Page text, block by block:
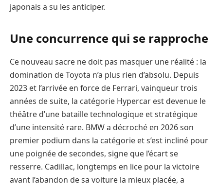
japonais a su les anticiper.
Une concurrence qui se rapproche
Ce nouveau sacre ne doit pas masquer une réalité : la
domination de Toyota n’a plus rien d’absolu. Depuis
2023 et l’arrivée en force de Ferrari, vainqueur trois
années de suite, la catégorie Hypercar est devenue le
théâtre d’une bataille technologique et stratégique
d’une intensité rare. BMW a décroché en 2026 son
premier podium dans la catégorie et s’est incliné pour
une poignée de secondes, signe que l’écart se
resserre. Cadillac, longtemps en lice pour la victoire
avant l’abandon de sa voiture la mieux placée, a